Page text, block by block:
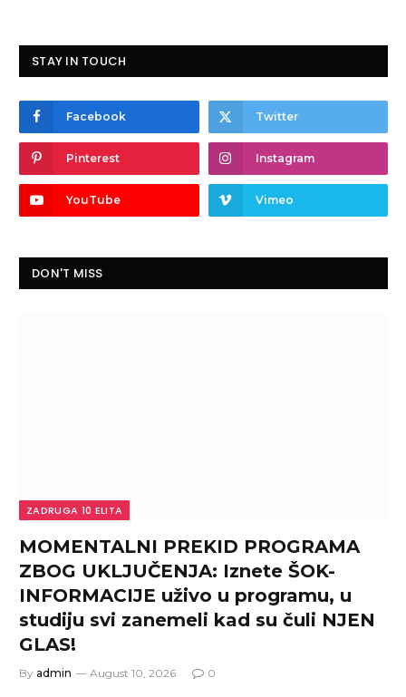
STAY IN TOUCH
Facebook Twitter
Pinterest Instagram
YouTube Vimeo
DON'T MISS
ZADRUGA 10 ELITA
MOMENTALNI PREKID PROGRAMA
ZBOG UKLJUČENJA: Iznete ŠOK-
INFORMACIJE uživo u programu, u
studiju svi zanemeli kad su čuli NJEN
GLAS!
By admin August 10, 2026 0